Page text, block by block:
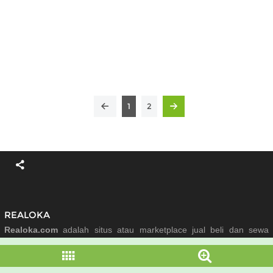
1 2
REALOKA
Realoka.com adalah situs atau marketplace jual beli dan sewa
properti rumah, tanah, apartemen dan lain-lain secara gratis di
seluruh Indonesia sejak tahun 2017.